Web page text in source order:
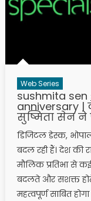
Web Series
sushmita sen
anniversary |
सुष्मिता सेन ने
डिजिटल डेस्क,
बदल रही हैं। देश की
मौलिक प्रतिभा से
बदलते और सशक्त
महत्वपूर्ण साबित